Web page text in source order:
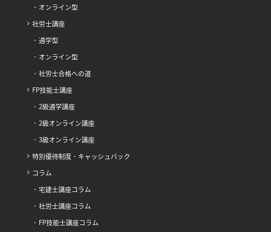
オンライン型
社労士講座
通学型
オンライン型
社労士合格への道
FP技能士講座
2級通学講座
2級オンライン講座
3級オンライン講座
特別優待制度・キャッシュバック
コラム
宅建士講座コラム
社労士講座コラム
FP技能士講座コラム